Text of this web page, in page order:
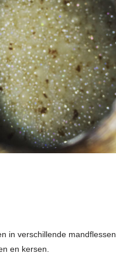
in verschillende mandflessen
en kersen.